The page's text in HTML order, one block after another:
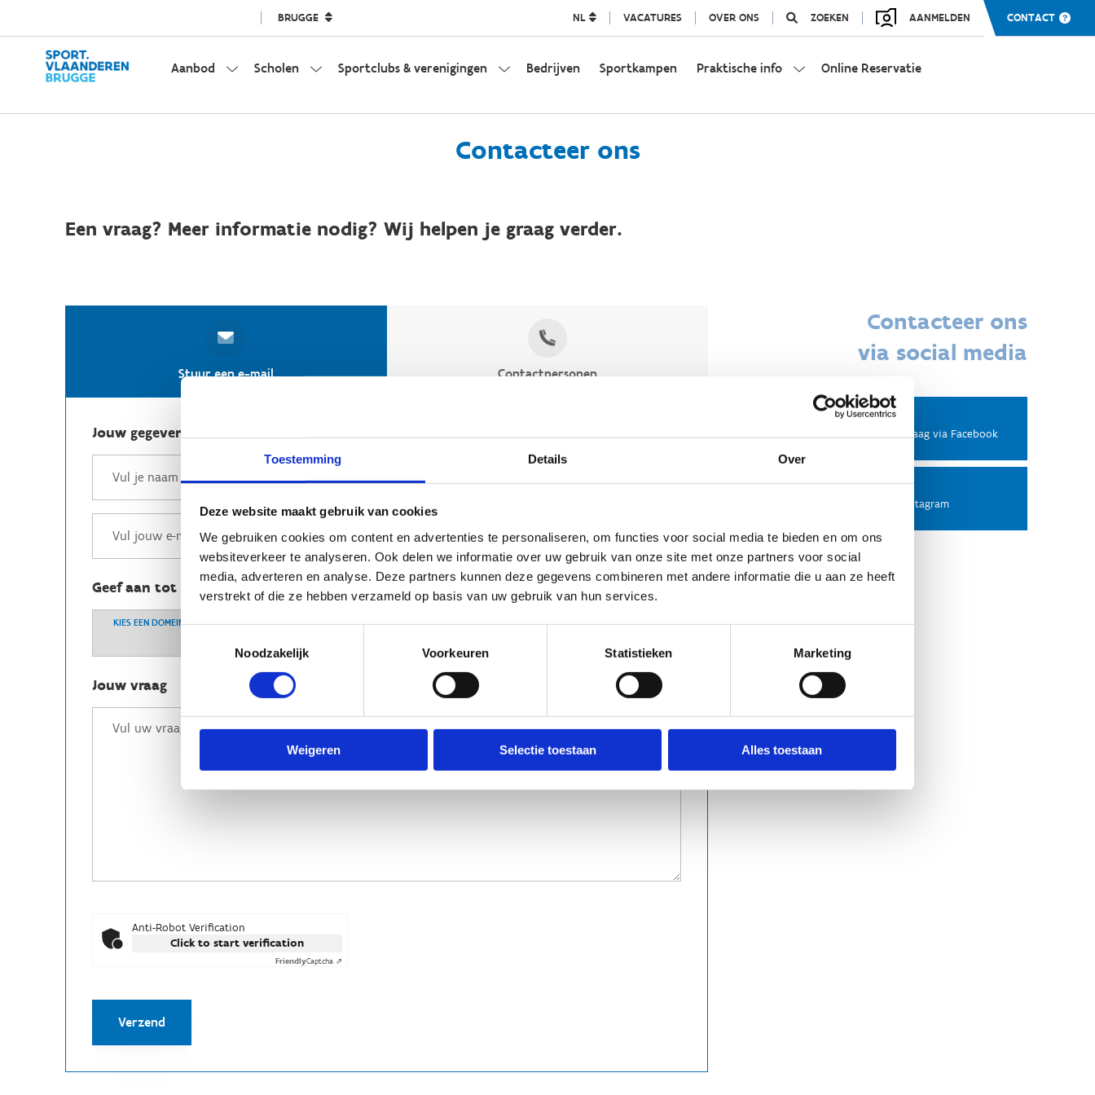
Toestemming Details Over
Deze website maakt gebruik van cookies
We gebruiken cookies om content en advertenties te personaliseren, om functies voor social media te bieden en om ons
websiteverkeer te analyseren. Ook delen we informatie over uw gebruik van onze site met onze partners voor social
media, adverteren en analyse. Deze partners kunnen deze gegevens combineren met andere informatie die u aan ze heeft
verstrekt of die ze hebben verzameld op basis van uw gebruik van hun services.
Noodzakelijk
Voorkeuren Statistieken Marketing
Weigeren Selectie toestaan Alles toestaan
BRUGGE NL VACATURES OVER ONS ZOEKEN AANMELDEN CONTACT
Aanbod Scholen Sportclubs & verenigingen Bedrijven Sportkampen Praktische info Online Reservatie
Contacteer ons
Een vraag? Meer informatie nodig? Wij helpen je graag verder.
Stuur een e-mail Contactpersonen
Jouw gegevens
Geef aan tot welk domein jouw vraag behoort
KIES EEN DOMEIN
Jouw vraag
Anti-Robot Verification
Click to start verification
FriendlyCaptcha ⇗
Verzend
Contacteer ons
via social media
Facebook
Stel ons een vraag via Facebook
Instagram
Volg ons op Instagram